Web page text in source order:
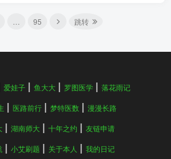
95 跳转
爱娃子 鱼大大 罗图医学 落花雨记
医路前行 梦特医数 漫漫长路
湖南师大 十年之约 友链申请
小艾刷题 关于本人 我的日记